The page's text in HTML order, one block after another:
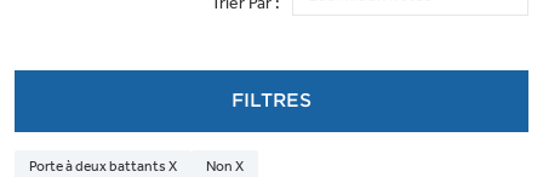
FILTRES
Porte à deux battants X Non X